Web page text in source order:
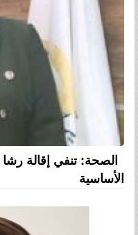
الصحة: تنفي إقالة
الأساسية